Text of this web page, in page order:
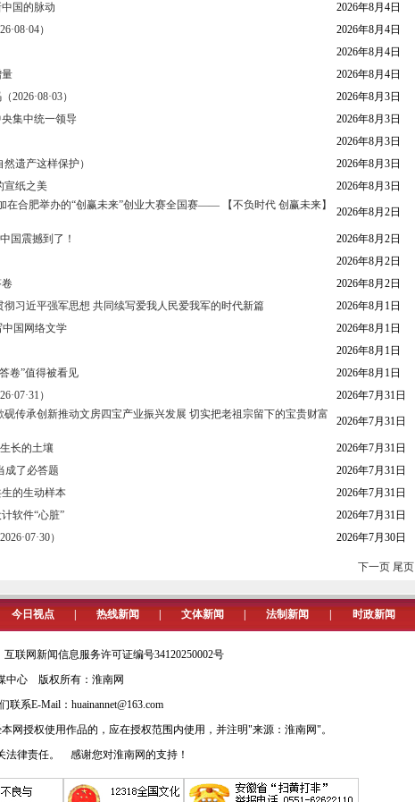
国的脉动
2026年8月4日
）
2026年8月4日
2026年8月4日
2026年8月4日
）
2026年8月3日
集中统一领导
2026年8月3日
2026年8月3日
遗产这样保护）
2026年8月3日
宣纸之美
2026年8月3日
在合肥举办的“创赢未来”创业大赛全国赛—— 【不负时代 创赢未来】
2026年8月2日
国震撼到了！
2026年8月2日
2026年8月2日
2026年8月2日
习近平强军思想 共同续写爱我人民爱我军的时代新篇
2026年8月1日
中国网络文学
2026年8月1日
2026年8月1日
卷”值得被看见
2026年8月1日
）
2026年7月31日
传承创新推动文房四宝产业振兴发展 切实把老祖宗留下的宝贵财富
2026年7月31日
长的土壤
2026年7月31日
成了必答题
2026年7月31日
的生动样本
2026年7月31日
软件“心脏”
2026年7月31日
）
2026年7月30日
下一页 尾页
今日视点 热线新闻 文体新闻 法制新闻 时政新闻
互联网新闻信息服务许可证编号34120250002号
中心 版权所有：淮南网
系E-Mail：huainannet@163.com
网授权使用作品的，应在授权范围内使用，并注明"来源：淮南网"。
法律责任。 感谢您对淮南网的支持！